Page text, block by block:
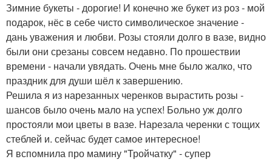
Зимние букеты - дорогие! И конечно же букет из роз - мой
подарок, нёс в себе чисто символическое значение -
дань уважения и любви. Розы стояли долго в вазе, видно
были они срезаны совсем недавно. По прошествии
времени - начали увядать. Очень мне было жалко, что
праздник для души шёл к завершению.
Решила я из нарезанных черенков вырастить розы -
шансов было очень мало на успех! Больно уж долго
простояли мои цветы в вазе. Нарезала черенки с тощих
стеблей и. сейчас будет самое интересное!
Я вспомнила про мамину "Тройчатку" - супер